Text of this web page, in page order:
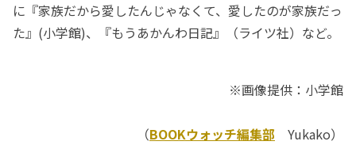
に『家族だから愛したんじゃなくて、愛したのが家族だっ
た』(小学館)、『もうあかんわ日記』（ライツ社）など。
※画像提供：小学館
（BOOKウォッチ編集部 Yukako）